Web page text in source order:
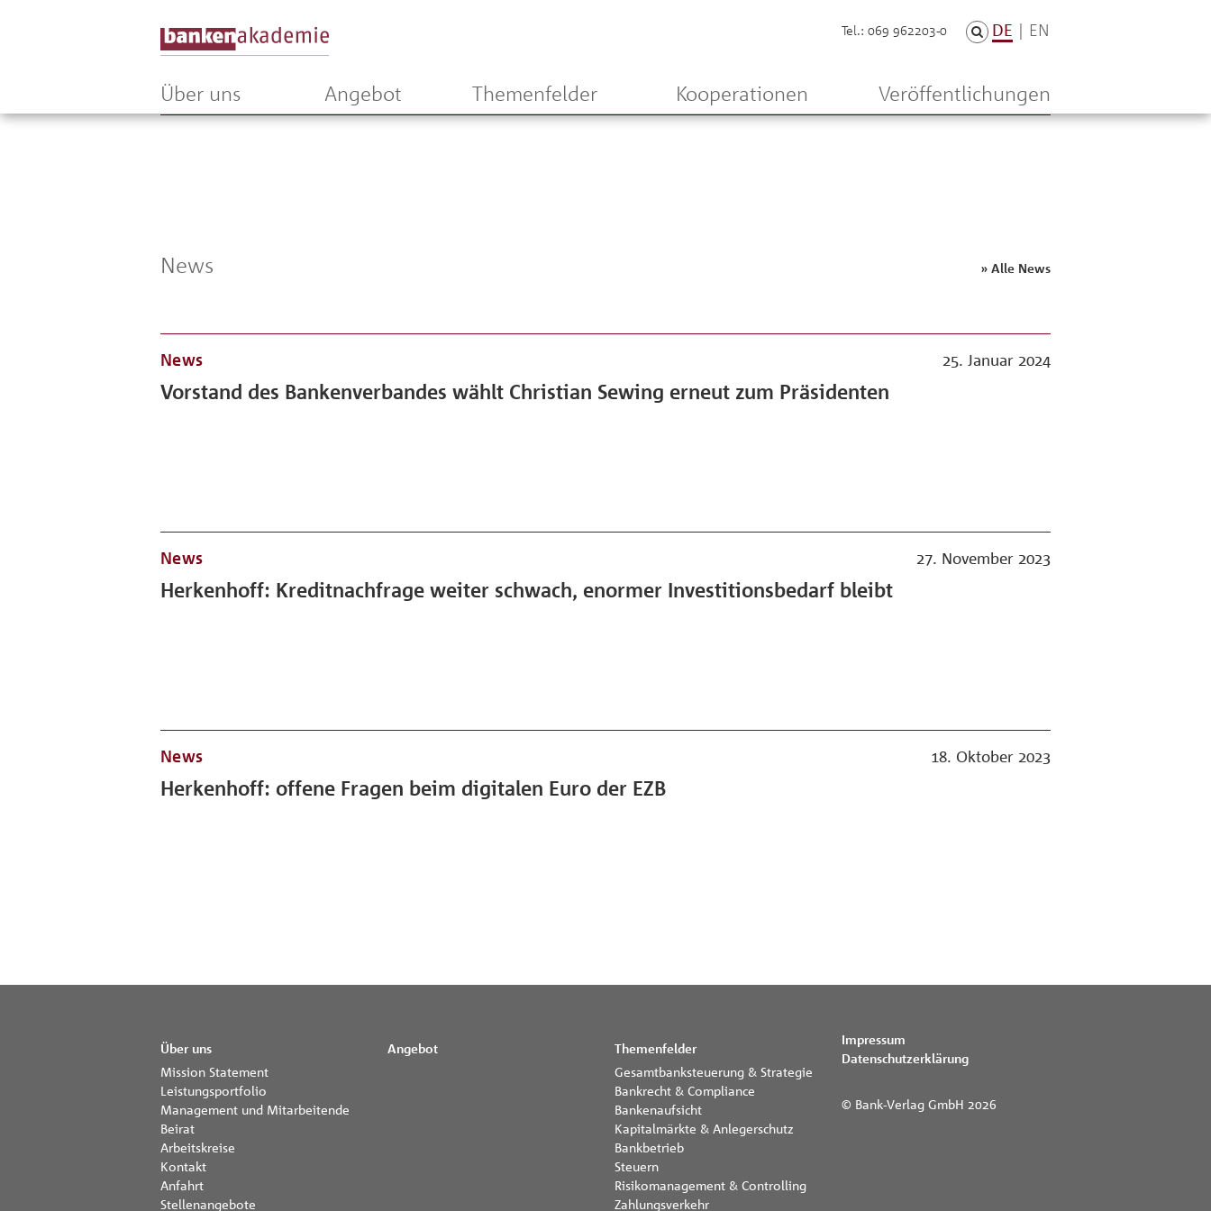
DE | EN
Tel.: 069 962203-0
Über uns Angebot Themenfelder Kooperationen Veröffentlichungen
News » Alle News
News 25. Januar 2024
Vorstand des Bankenverbandes wählt Christian Sewing erneut zum Präsidenten
News 27. November 2023
Herkenhoff: Kreditnachfrage weiter schwach, enormer Investitionsbedarf bleibt
News 18. Oktober 2023
Herkenhoff: offene Fragen beim digitalen Euro der EZB
Über uns
Mission Statement
Leistungsportfolio
Management und Mitarbeitende
Beirat
Arbeitskreise
Kontakt
Anfahrt
Stellenangebote
Angebot Themenfelder
Gesamtbanksteuerung & Strategie
Bankrecht & Compliance
Bankenaufsicht
Kapitalmärkte & Anlegerschutz
Bankbetrieb
Steuern
Risikomanagement & Controlling
Zahlungsverkehr
Impressum
Datenschutzerklärung
© Bank-Verlag GmbH 2026